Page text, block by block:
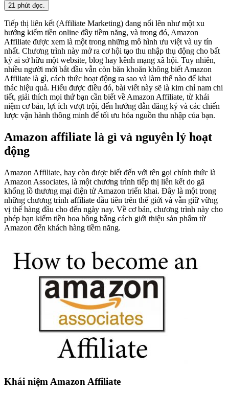
21 phút đọc.
Tiếp thị liên kết (Affiliate Marketing) đang nổi lên như một xu
hướng kiếm tiền online đầy tiềm năng, và trong đó, Amazon
Affiliate được xem là một trong những mô hình ưu việt và uy tín
nhất. Chương trình này mở ra cơ hội tạo thu nhập thụ động cho bất
kỳ ai sở hữu một website, blog hay kênh mạng xã hội. Tuy nhiên,
nhiều người mới bắt đầu vẫn còn băn khoăn không biết Amazon
Affiliate là gì, cách thức hoạt động ra sao và làm thế nào để khai
thác hiệu quả. Hiểu được điều đó, bài viết này sẽ là kim chỉ nam chi
tiết, giải thích mọi thứ bạn cần biết về Amazon Affiliate, từ khái
niệm cơ bản, lợi ích vượt trội, đến hướng dẫn đăng ký và các chiến
lược vận hành thông minh để tối ưu hóa nguồn thu nhập của bạn.
Amazon affiliate là gì và nguyên lý hoạt
động
Amazon Affiliate, hay còn được biết đến với tên gọi chính thức là
Amazon Associates, là một chương trình tiếp thị liên kết do gã
khổng lồ thương mại điện tử Amazon triển khai. Đây là một trong
những chương trình affiliate đầu tiên trên thế giới và vẫn giữ vững
vị thế hàng đầu cho đến ngày nay. Về cơ bản, chương trình này cho
phép bạn kiếm tiền hoa hồng bằng cách giới thiệu sản phẩm từ
Amazon đến khách hàng tiềm năng.
Khái niệm Amazon Affiliate